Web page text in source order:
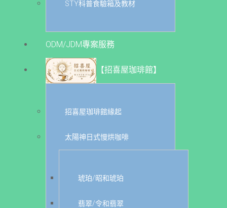
STY科普食驗箱及教材
ODM/JDM專案服務
【招喜屋珈琲館】
招喜屋珈琲館緣起
太陽神日式慢烘咖啡
琥珀/昭和琥珀
翡翠/令和翡翠